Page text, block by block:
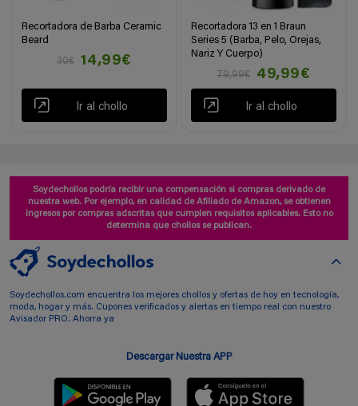
Recortadora de Barba Ceramic
Beard
30€
14,99€
Ir al chollo
Recortadora 13 en 1 Braun
Series 5 (Barba, Pelo, Orejas,
Nariz Y Cuerpo)
79,99€
49,99€
Ir al chollo
Soydechollos podría recibir una compensación si compras derivado de
nuestra web. Por ejemplo, en calidad de Afiliado de Amazon, se obtienen
ingresos por compras adscritas que cumplen requisitos aplicables. Esto no
determina que chollos se publican.
Soydechollos.com encuentra los mejores chollos y ofertas de hoy en tecnología,
moda, hogar y más. Cupones verificados y alertas en tiempo real con nuestro
Avisador PRO. Ahorra ya
Descargar Nuestra APP